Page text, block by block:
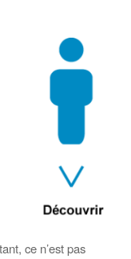
ce n’est pas